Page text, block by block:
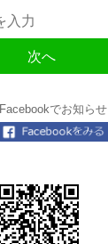
Facebookでお知らせ